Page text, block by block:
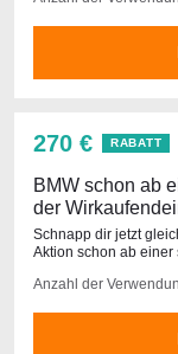
270 € RABATT
BMW schon ab
der
Schnapp dir jetzt
Aktion schon ab
Anzahl der